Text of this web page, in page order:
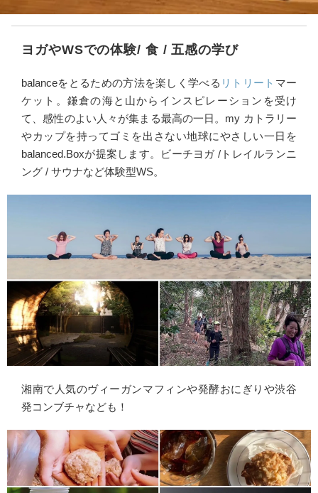
ヨガやWSでの体験/ 食 / 五感の学び
balanceをとるための方法を楽しく学べる リトリート マー
ケット。鎌倉の海と山からインスピレーションを受け
て、感性のよい人々が集まる最高の一日。my カトラリー
やカップを持ってゴミを出さない地球にやさしい一日を
balanced.Boxが提案します。ビーチヨガ /トレイルランニ
ング / サウナなど体験型WS。
湘南で人気のヴィーガンマフィンや発酵おにぎりや渋谷
発コンブチャなども！